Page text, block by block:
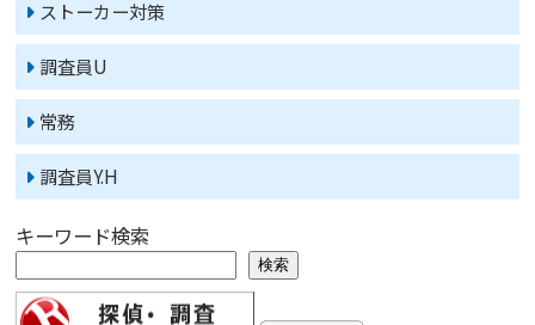
ストーカー対策
調査員U
常務
調査員Y.H
キーワード検索
検索